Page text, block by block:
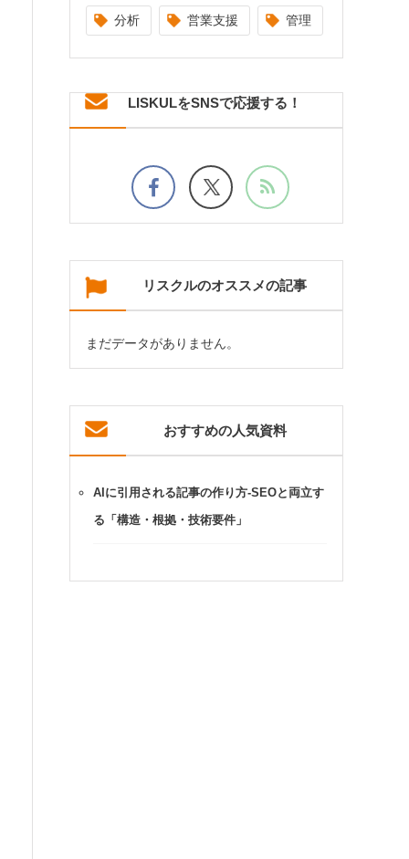
分析 営業支援 管理
LISKULをSNSで応援する！
リスクルのオススメの記事
まだデータがありません。
おすすめの人気資料
AIに引用される記事の作り方-SEOと両立す
る「構造・根拠・技術要件」